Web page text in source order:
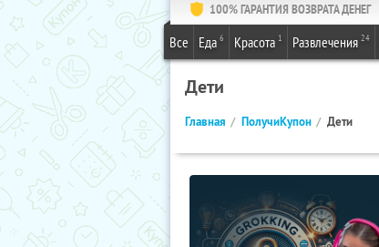
100% ГАРАНТИЯ ВОЗВРАТА ДЕНЕГ
Все Еда 6 Красота 1 Развлечения 24
Дети
Главная ПолучиКупон Дети